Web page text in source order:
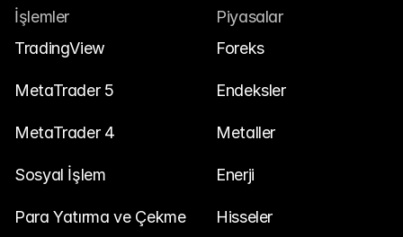
İşlemler
TradingView
MetaTrader 5
MetaTrader 4
Sosyal İşlem
Para Yatırma ve Çekme
Piyasalar
Foreks
Endeksler
Metaller
Enerji
Hisseler